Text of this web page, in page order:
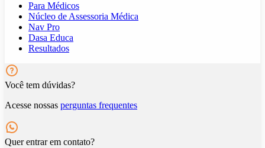
Para Médicos
Núcleo de Assessoria Médica
Nav Pro
Dasa Educa
Resultados
Você tem dúvidas?
Acesse nossas perguntas frequentes
Quer entrar em contato?